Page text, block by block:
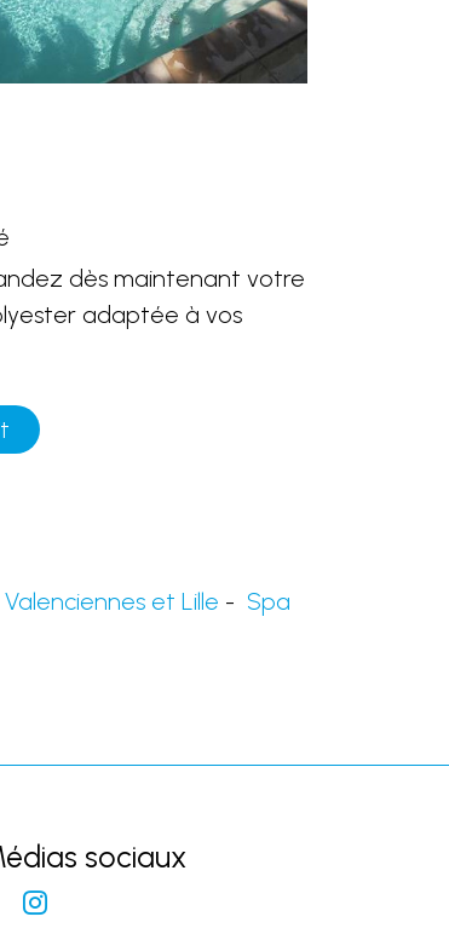
dès maintenant votre
adaptée à vos
et Lille - Spa
sociaux